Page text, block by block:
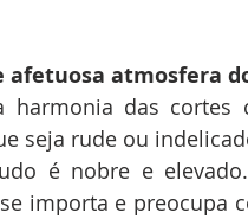
afetuosa atmosfera
harmonia das cortes
seja rude ou
é nobre e
importa e preocupa